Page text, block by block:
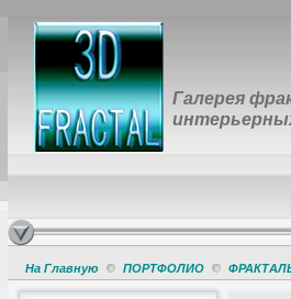
Галерея
На Главную ПОРТФОЛИО